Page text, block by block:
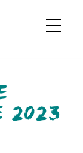
2023